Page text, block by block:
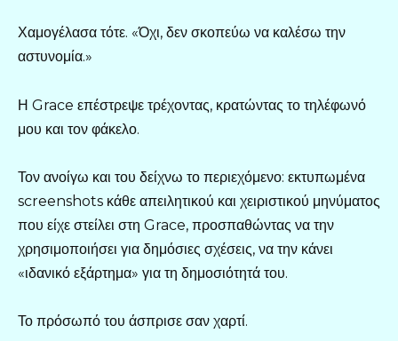
Χαμογέλασα τότε. «Όχι, δεν σκοπεύω να καλέσω την
αστυνομία.»
Η Grace επέστρεψε τρέχοντας, κρατώντας το τηλέφωνό
μου και τον φάκελο.
Τον ανοίγω και του δείχνω το περιεχόμενο: εκτυπωμένα
screenshots κάθε απειλητικού και χειριστικού μηνύματος
που είχε στείλει στη Grace, προσπαθώντας να την
χρησιμοποιήσει για δημόσιες σχέσεις, να την κάνει
«ιδανικό εξάρτημα» για τη δημοσιότητά του.
Το πρόσωπό του άσπρισε σαν χαρτί.